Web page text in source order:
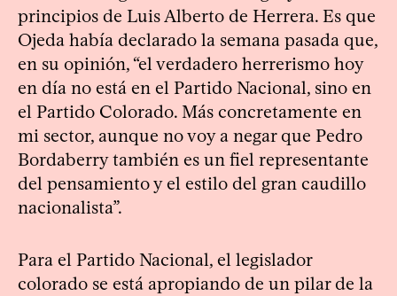
principios de Luis Alberto de Herrera. Es que
Ojeda había declarado la semana pasada que,
en su opinión, “el verdadero herrerismo hoy
en día no está en el Partido Nacional, sino en
el Partido Colorado. Más concretamente en
mi sector, aunque no voy a negar que Pedro
Bordaberry también es un fiel representante
del pensamiento y el estilo del gran caudillo
nacionalista”.
Para el Partido Nacional, el legislador
colorado se está apropiando de un pilar de la